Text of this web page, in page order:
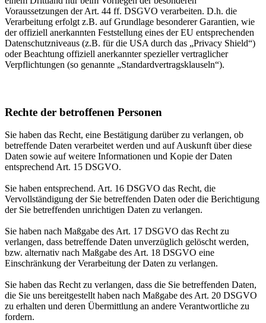
Voraussetzungen der Art. 44 ff. DSGVO verarbeiten. D.h. die
Verarbeitung erfolgt z.B. auf Grundlage besonderer Garantien, wie
der offiziell anerkannten Feststellung eines der EU entsprechenden
Datenschutzniveaus (z.B. für die USA durch das „Privacy Shield“)
oder Beachtung offiziell anerkannter spezieller vertraglicher
Verpflichtungen (so genannte „Standardvertragsklauseln“).
Rechte der betroffenen Personen
Sie haben das Recht, eine Bestätigung darüber zu verlangen, ob
betreffende Daten verarbeitet werden und auf Auskunft über diese
Daten sowie auf weitere Informationen und Kopie der Daten
entsprechend Art. 15 DSGVO.
Sie haben entsprechend. Art. 16 DSGVO das Recht, die
Vervollständigung der Sie betreffenden Daten oder die Berichtigung
der Sie betreffenden unrichtigen Daten zu verlangen.
Sie haben nach Maßgabe des Art. 17 DSGVO das Recht zu
verlangen, dass betreffende Daten unverzüglich gelöscht werden,
bzw. alternativ nach Maßgabe des Art. 18 DSGVO eine
Einschränkung der Verarbeitung der Daten zu verlangen.
Sie haben das Recht zu verlangen, dass die Sie betreffenden Daten,
die Sie uns bereitgestellt haben nach Maßgabe des Art. 20 DSGVO
zu erhalten und deren Übermittlung an andere Verantwortliche zu
fordern.